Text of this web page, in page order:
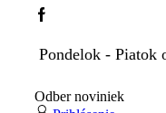
Facebook
Pondelok - Piatok
Odber noviniek